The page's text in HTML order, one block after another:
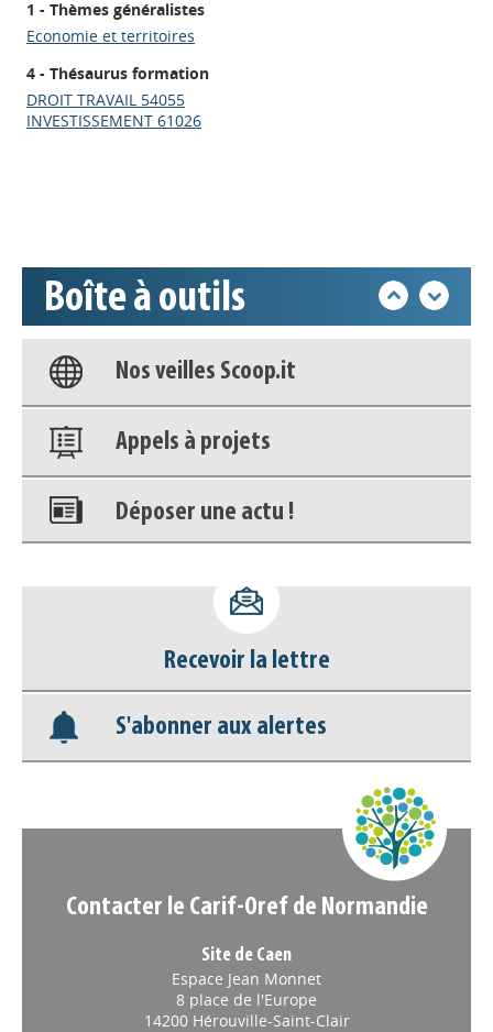
1 - Thèmes généralistes
Economie et territoires
4 - Thésaurus formation
DROIT TRAVAIL 54055
INVESTISSEMENT 61026
Boîte à outils
Appels à projets
Base documentaire
Nos veilles Scoop.it
Appels à projets
Déposer une actu !
déconnecter)
Base documentaire
Nos veilles Scoop.it
Recevoir la lettre
S'abonner aux alertes
Contacter le Carif-Oref de Normandie
Site de Caen
Espace Jean Monnet
8 place de l'Europe
14200 Hérouville-Saint-Clair